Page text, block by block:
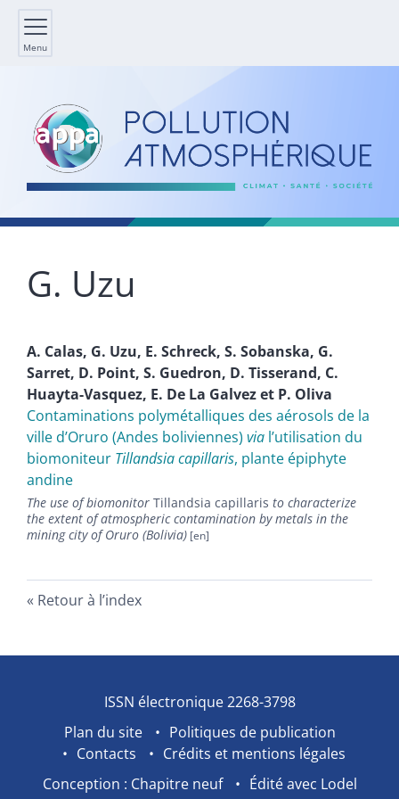
Menu
G. Uzu
A. Calas, G. Uzu, E. Schreck, S. Sobanska, G.
Sarret, D. Point, S. Guedron, D. Tisserand, C.
Huayta-Vasquez, E. De La Galvezet P. Oliva
Contaminations polymétalliques des aérosols de la
ville d’Oruro (Andes boliviennes) via l’utilisation du
biomoniteur Tillandsia capillaris, plante épiphyte
andine
The use of biomonitor Tillandsia capillaris to characterize
the extent of atmospheric contamination by metals in the
mining city of Oruro (Bolivia)
Retour à l’index
ISSN électronique 2268-3798
Plan du site
Politiques de publication
Contacts
Crédits et mentions légales
Conception : Chapitre neuf
Édité avec Lodel